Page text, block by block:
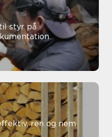
styr på